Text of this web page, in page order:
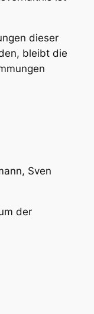
dieser
bleibt die
Sven
der